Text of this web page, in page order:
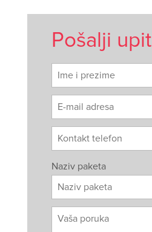
Pošalji upit
Naziv paketa